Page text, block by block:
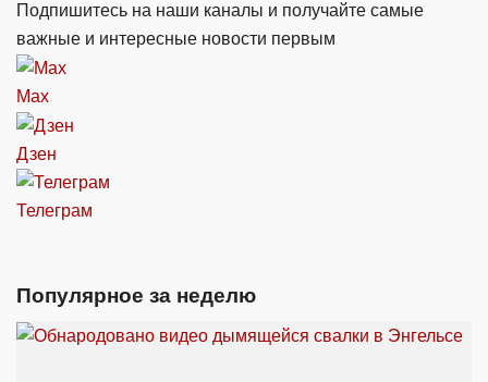
Подпишитесь на наши каналы и получайте самые
важные и интересные новости первым
Max
Дзен
Телеграм
Популярное за неделю